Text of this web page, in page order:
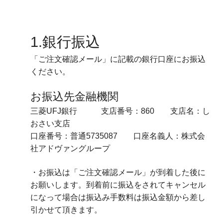
1.銀行振込
「ご注文確認メール」に記載の銀行口座にお振込
ください。
お振込先金融機関
三菱UFJ銀行 支店番号：860 支店名：し
おさい支店
口座番号：普通5735087 口座名義人：株式会
社アドヴァングループ
・お振込は「ご注文確認メール」が到着した後に
お願いします。到着前に振込をされてキャンセル
になって場合は振込み手数料は振込金額から差し
引かせて頂きます。